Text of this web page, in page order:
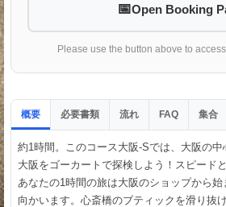
Open Booking
Please use the button above to
概要 必要書類 流れ FAQ 集合
約1時間。このコース大阪-Sでは、大阪の中
大阪をゴーカートで探検しよう！スピード
あなたの1時間の旅は大阪のショップから
向かいます。心斎橋のブティックを滑り抜